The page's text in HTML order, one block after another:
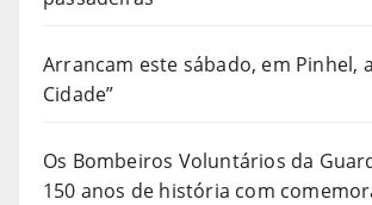
Arrancam este sábado, em Pinhel,
Cidade”
Os Bombeiros Voluntários da
150 anos de história com